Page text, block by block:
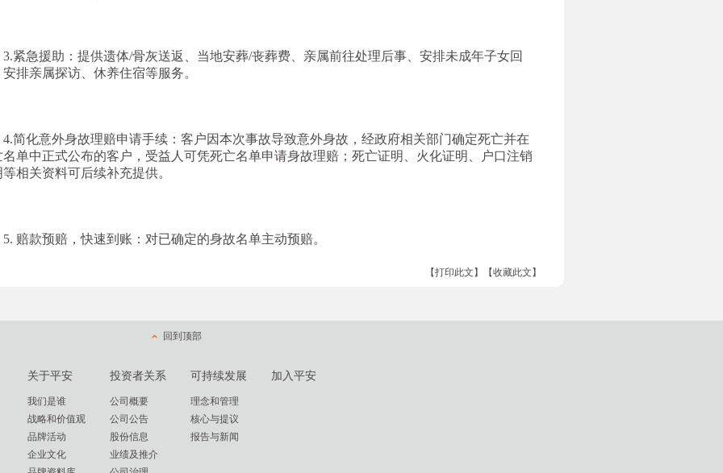
3.紧急援助：提供遗体/骨灰送返、当地安葬/丧葬费、亲属前往处理后事、安排未成年子女回
排亲属探访、休养住宿等服务。
4.简化意外身故理赔申请手续：客户因本次事故导致意外身故，经政府相关部门确定死亡并在
名单中正式公布的客户，受益人可凭死亡名单申请身故理赔；死亡证明、火化证明、户口注销
相关资料可后续补充提供。
5. 赔款预赔，快速到账：对已确定的身故名单主动预赔。
【打印此文】 【收藏此文】
回到顶部
关于平安
我们是谁
战略和价值观
品牌活动
企业文化
投资者关系
公司概要
公司公告
股份信息
业绩及推介
可持续发展
理念和管理
核心与提议
报告与新闻
加入平安